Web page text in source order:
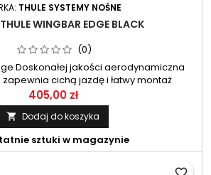
THULE SYSTEMY NOŚNE
WINGBAR EDGE BLACK
(0)
Doskonałej jakości aerodynamiczna
cichą jazdę i łatwy montaż
akcesoriów. 1 szt
405,00 zł
 Dodaj do koszyka
sztuki w magazynie